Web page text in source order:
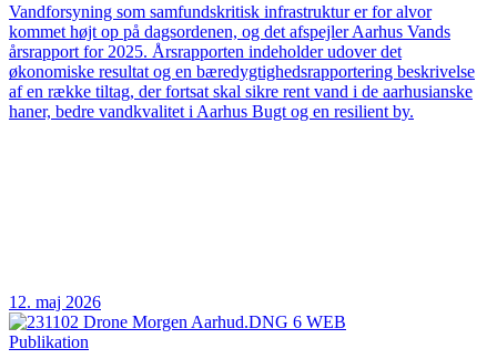
Vandforsyning som samfundskritisk infrastruktur er for alvor
kommet højt op på dagsordenen, og det afspejler Aarhus Vands
årsrapport for 2025. Årsrapporten indeholder udover det
økonomiske resultat og en bæredygtighedsrapportering beskrivelse
af en række tiltag, der fortsat skal sikre rent vand i de aarhusianske
haner, bedre vandkvalitet i Aarhus Bugt og en resilient by.
12. maj 2026
Publikation